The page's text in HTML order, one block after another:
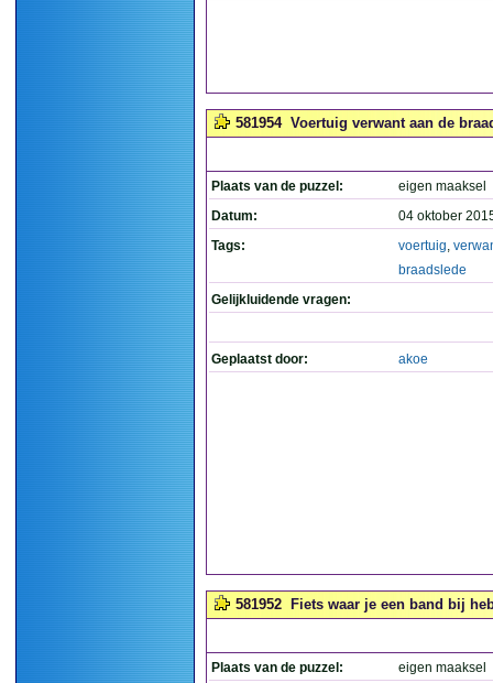
581954 Voertuig verwant aan de
Plaats van de puzzel:
eigen maaksel
Datum:
04 oktober
Tags:
voertuig,
braadslede
Gelijkluidende vragen:
Geplaatst door: akoe
581952 Fiets waar je een band bij
Plaats van de puzzel:
eigen maaksel